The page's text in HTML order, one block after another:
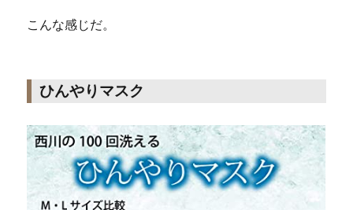
こんな感じだ。
ひんやりマスク